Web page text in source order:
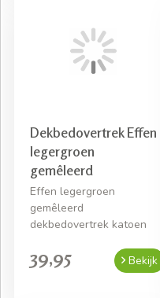
Dekbedovertrek Effen
legergroen
gemêleerd
Effen legergroen
gemêleerd
dekbedovertrek katoen
39,95 Bekijk